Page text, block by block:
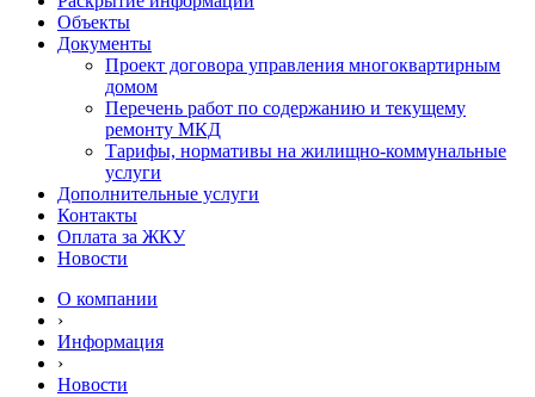
Объекты
Документы
Проект договора управления многоквартирным
домом
Перечень работ по содержанию и текущему
ремонту МКД
Тарифы, нормативы на жилищно-коммунальные
услуги
Дополнительные услуги
Контакты
Оплата за ЖКУ
Новости
О компании
›
Информация
›
Новости